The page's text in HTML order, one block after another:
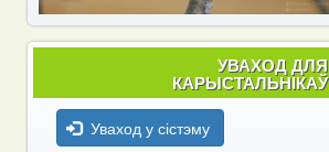
УВАХОД ДЛЯ
КАРЫСТАЛЬНІКАЎ
Уваход у сістэму